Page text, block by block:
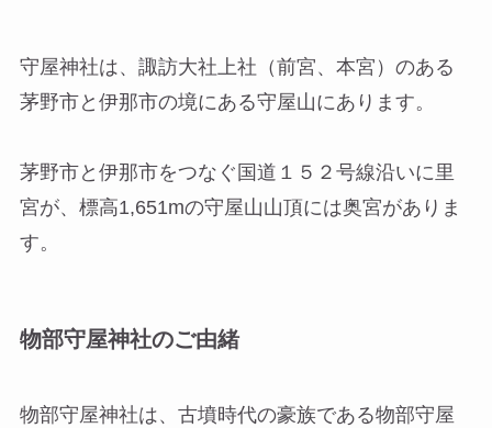
守屋神社は、諏訪大社上社（前宮、本宮）のある
茅野市と伊那市の境にある守屋山にあります。
茅野市と伊那市をつなぐ国道１５２号線沿いに里
宮が、標高1,651mの守屋山山頂には奥宮がありま
す。
物部守屋神社のご由緒
物部守屋神社は、古墳時代の豪族である物部守屋